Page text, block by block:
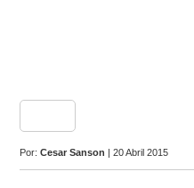
Por:Cesar Sanson | 20 Abril 2015